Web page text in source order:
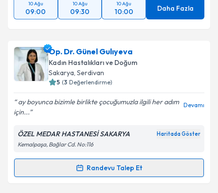
10 Ağu
09:00
10 Ağu
09:30
10 Ağu
10:00 Daha Fazla
Op. Dr. Günel Gulıyeva
Kadın Hastalıkları ve Doğum
Sakarya, Serdivan
5 (3 Değerlendirme)
ay boyunca bizimle birlikte çocuğumuzla ilgili her adım
için...
Devamı
ÖZEL MEDAR HASTANESİ SAKARYA Haritada Göster
Kemalpaşa, Bağlar Cd. No:116
Randevu Talep Et
Randevu Takvimi Talebi